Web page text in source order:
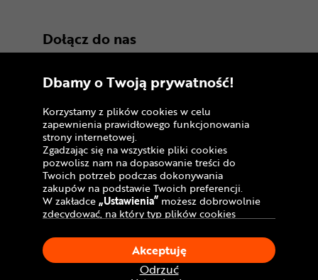
Dołącz do nas
Copyright © 2005 - 2026
Polityka prywatności i zasady korzystania z
serwisu
Informacja o plikach cookies
Mapa witryny
Dbamy o Twoją prywatność!
Korzystamy z plików cookies w celu
zapewnienia prawidłowego funkcjonowania
strony internetowej.
Zgadzając się na wszystkie pliki cookies
pozwolisz nam na dopasowanie treści do
Twoich potrzeb podczas dokonywania
zakupów na podstawie Twoich preferencji.
W zakładce„Ustawienia” możesz dobrowolnie
zdecydować, na który typ plików cookies
Klikając„Akceptuję”, wyrażasz zgodę na
stosowanie ciasteczek zgodnie z ustawieniami
Twojej przeglądarki. Odrzuć
Akceptuję